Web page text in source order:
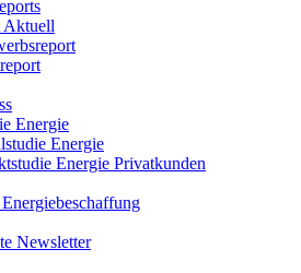
Aktuell
Energie
Energie
Energie Privatkunden
Newsletter